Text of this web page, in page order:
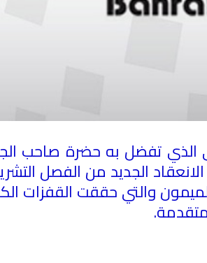
الذي تفضل به حضرة صاحب
الجديد من الفصل
والتي حققت القفزات
.